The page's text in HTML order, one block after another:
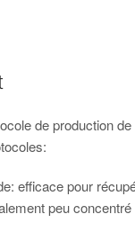
de production
efficace pour
peu concentré